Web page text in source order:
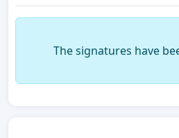
The signatures have